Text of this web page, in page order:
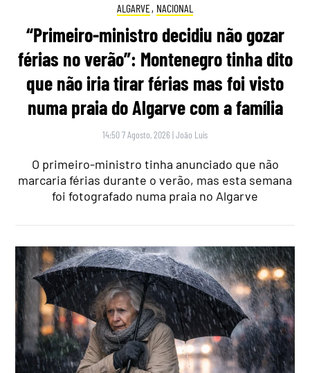
ALGARVE, NACIONAL
“Primeiro-ministro decidiu não gozar
férias no verão”: Montenegro tinha dito
que não iria tirar férias mas foi visto
numa praia do Algarve com a família
14:50 7 Agosto, 2026 |João Luís
O primeiro-ministro tinha anunciado que não
marcaria férias durante o verão, mas esta semana
foi fotografado numa praia no Algarve